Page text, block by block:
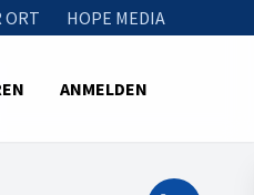
ORT HOPE MEDIA
ANMELDEN